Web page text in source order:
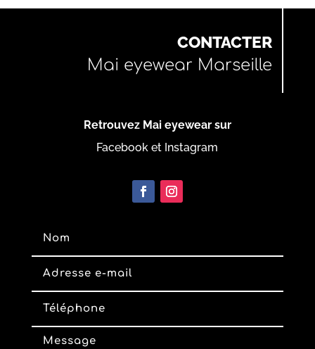
CONTACTER
Mai eyewear Marseille
Retrouvez Mai eyewear sur
Facebook et Instagram